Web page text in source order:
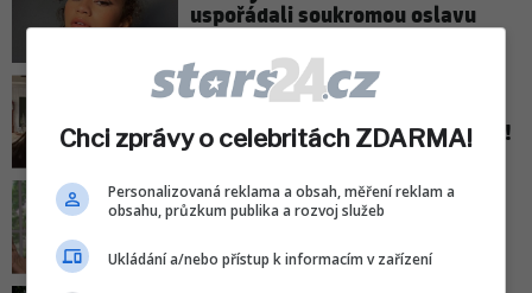
uspořádali soukromou oslavu
Manželka Bruce Willise otevřeně
promluvila o svých pocitech viny!
Překvapivé přiznání Whoopi
Goldbergové: Do nejslavnějších
rolí ji původně vůbec nechtěli!
Chci zprávy o celebritách ZDARMA!
Personalizovaná reklama a obsah, měření reklam a
obsahu, průzkum publika a rozvoj služeb
Ukládání a/nebo přístup k informacím v zařízení